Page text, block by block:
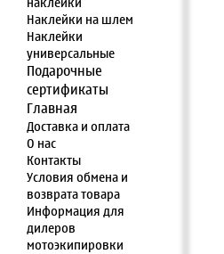
Наклейки на шлем
Наклейки
универсальные
Подарочные
сертификаты
Главная
Доставка и оплата
О нас
Контакты
Условия обмена и
возврата товара
Информация для
дилеров
мотоэкипировки